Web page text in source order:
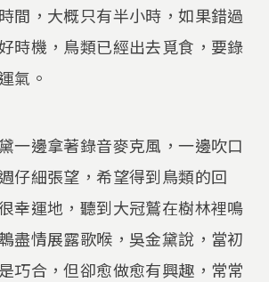
間，大概只有半小時，如果錯過
時機，鳥類已經出去覓食，要錄
氣。
一邊拿著錄音麥克風，一邊吹口
仔細張望，希望得到鳥類的回
幸運地，聽到大冠鷲在樹林裡鳴
盡情展露歌喉，吳金黛說，當初
巧合，但卻愈做愈有興趣，常常